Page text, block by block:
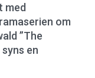
med
om
”The
en